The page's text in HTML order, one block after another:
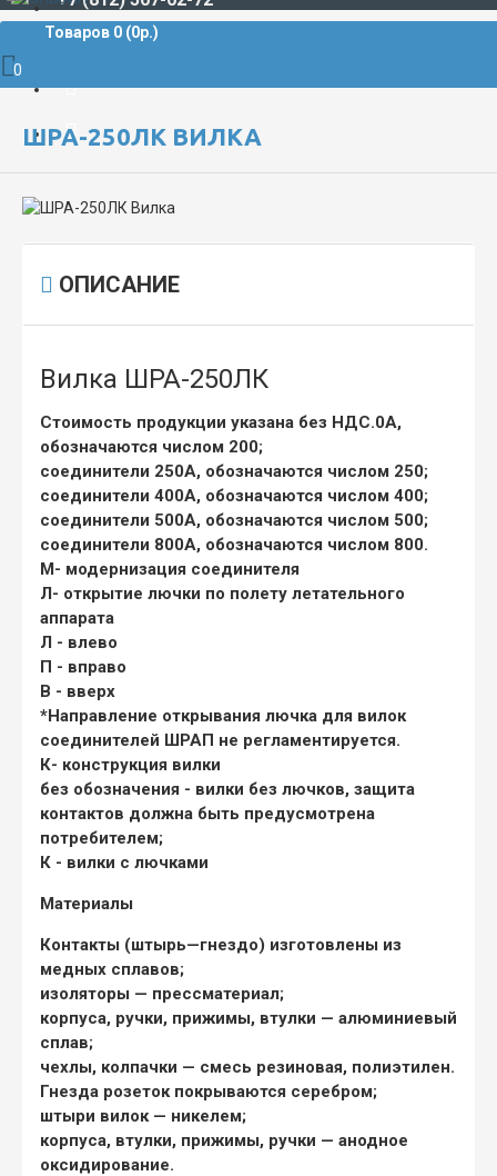
Товаров 0 (0р.)
0
РАЗЪЁМЫ СУДОВЫЕ
ШРА-250ЛК ВИЛКА
ОПИСАНИЕ
Вилка ШРА-250ЛК
Стоимость продукции указана без НДС.0А,
обозначаются числом 200;
соединители 250А, обозначаются числом 250;
соединители 400А, обозначаются числом 400;
соединители 500А, обозначаются числом 500;
соединители 800А, обозначаются числом 800.
М- модернизация соединителя
Л- открытие лючки по полету летательного
аппарата
Л - влево
П - вправо
В - вверх
*Направление открывания лючка для вилок
соединителей ШРАП не регламентируется.
К- конструкция вилки
без обозначения - вилки без лючков, защита
контактов должна быть предусмотрена
потребителем;
К - вилки с лючками
Материалы
Контакты (штырь—гнездо) изготовлены из
медных сплавов;
изоляторы — прессматериал;
корпуса, ручки, прижимы, втулки — алюминиевый
сплав;
чехлы, колпачки — смесь резиновая, полиэтилен.
Гнезда розеток покрываются серебром;
штыри вилок — никелем;
корпуса, втулки, прижимы, ручки — анодное
оксидирование.